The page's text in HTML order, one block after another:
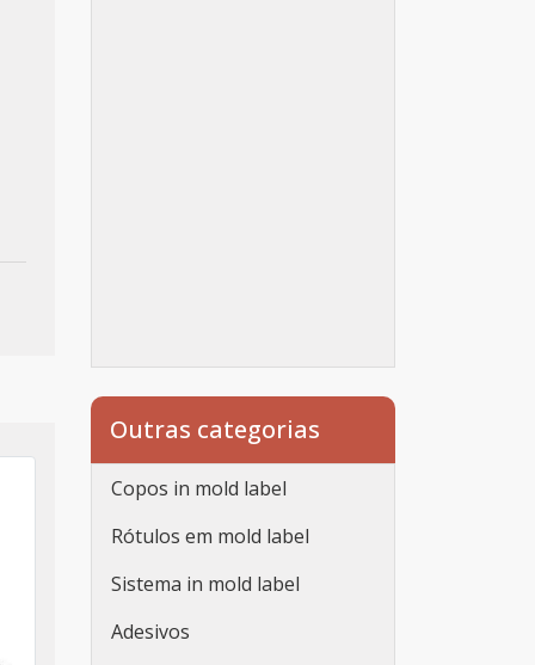
Outras categorias
Copos in mold label
Rótulos em mold label
Sistema in mold label
Adesivos